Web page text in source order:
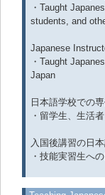
・Taught
students, and
Japanese
・Taught
Japan
日本語学校での
・留学生、生活
入国後講習の日
・技能実習生へ